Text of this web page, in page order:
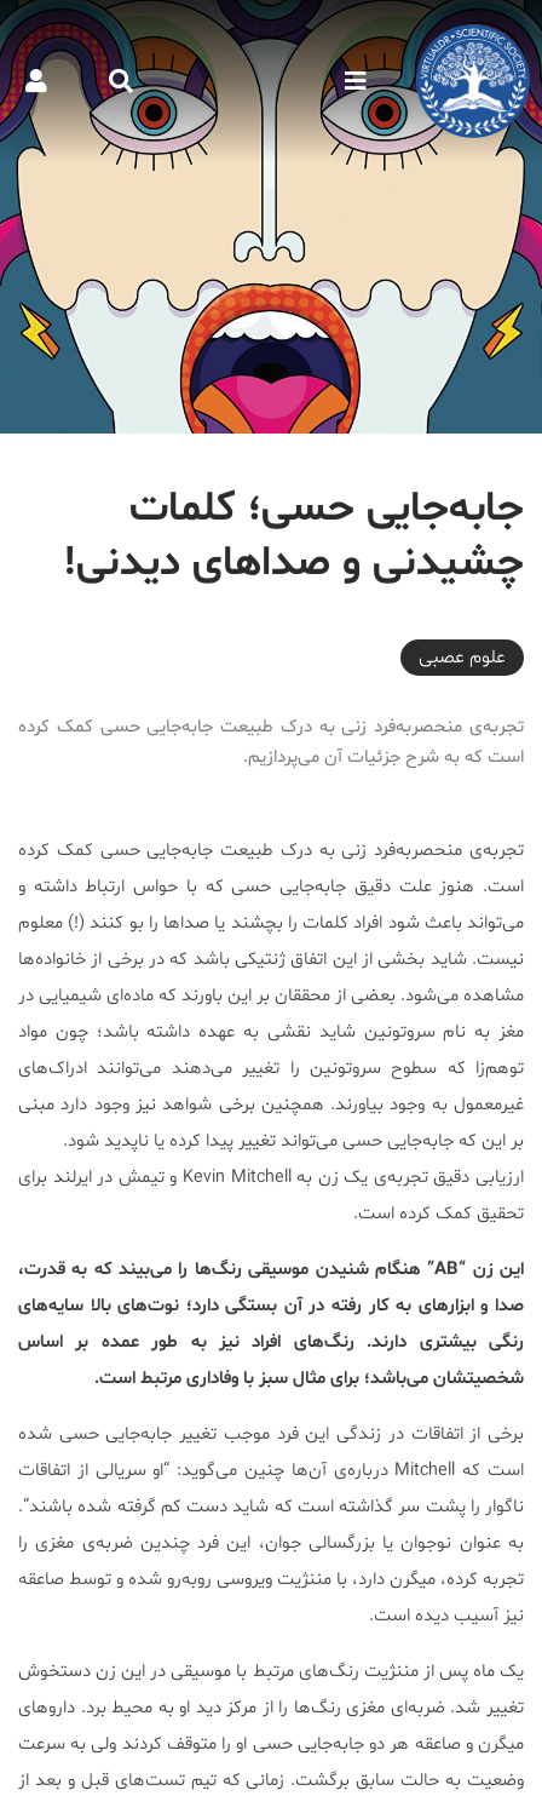
جابه‌جایی حسی؛ کلمات
چشیدنی و صداهای دیدنی!
2017-01-05T19:25:21+03:30
علوم عصبی
تجربه‌ی منحصربه‌فرد زنی به درک طبیعت جابه‌جایی حسی کمک کرده
است که به شرح جزئیات آن می‌پردازیم.
تجربه‌ی منحصربه‌فرد زنی به درک طبیعت جابه‌جایی حسی کمک کرده
است. هنوز علت دقیق جابه‌جایی حسی که با حواس ارتباط داشته و
می‌تواند باعث شود افراد کلمات را بچشند یا صداها را بو کنند (!) معلوم
نیست. شاید بخشی از این اتفاق ژنتیکی باشد که در برخی از خانواده‌ها
مشاهده می‌شود. بعضی از محققان بر این باورند که ماده‌ای شیمیایی در
مغز به نام سروتونین شاید نقشی به عهده داشته باشد؛ چون مواد
توهم‌زا که سطوح سروتونین را تغییر می‌دهند می‌توانند ادراک‌های
غیرمعمول به وجود بیاورند. همچنین برخی شواهد نیز وجود دارد مبنی
بر این که جابه‌جایی حسی می‌تواند تغییر پیدا کرده یا ناپدید شود.
ارزیابی دقیق تجربه‌ی یک زن به Kevin Mitchell و تیمش در ایرلند برای
تحقیق کمک کرده است.
این زن “AB” هنگام شنیدن
موسیقی رنگ‌ها را می‌بیند که به قدرت،
صدا و ابزارهای به کار رفته در آن بستگی دارد؛ نوت‌های بالا سایه‌های
رنگی بیشتری دارند. رنگ‌های افراد نیز به طور عمده بر اساس
شخصیتشان می‌باشد؛ برای مثال سبز با وفاداری مرتبط است.
برخی از اتفاقات در زندگی این فرد موجب تغییر جابه‌جایی حسی شده
است که Mitchell درباره‌ی آن‌ها چنین می‌گوید: “او سریالی از اتفاقات
ناگوار را پشت سر گذاشته است که شاید دست کم گرفته شده باشند”.
به عنوان نوجوان یا بزرگسالی جوان، این فرد چندین ضربه‌ی مغزی را
تجربه کرده، میگرن دارد، با مننژیت ویروسی روبه‌رو شده و توسط صاعقه
نیز آسیب دیده است.
یک ماه پس از مننژیت رنگ‌های مرتبط با موسیقی در این زن دستخوش
تغییر شد. ضربه‌ای مغزی رنگ‌ها را از مرکز دید او به محیط برد. داروهای
میگرن و صاعقه هر دو جابه‌جایی حسی او را متوقف کردند ولی به سرعت
وضعیت به حالت سابق برگشت. زمانی که تیم تست‌های قبل و بعد از